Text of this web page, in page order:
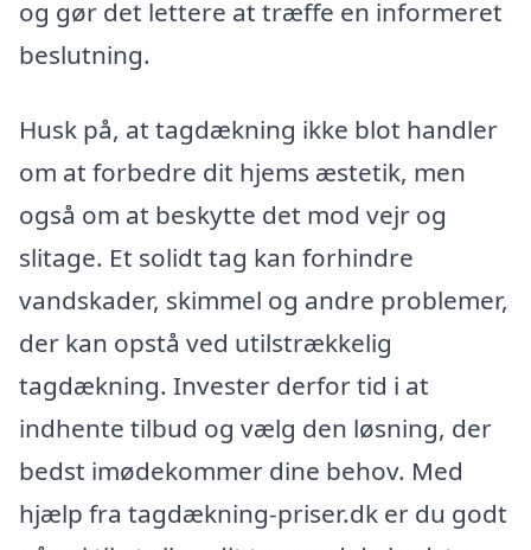
og gør det lettere at træffe en informeret
beslutning.
Husk på, at tagdækning ikke blot handler
om at forbedre dit hjems æstetik, men
også om at beskytte det mod vejr og
slitage. Et solidt tag kan forhindre
vandskader, skimmel og andre problemer,
der kan opstå ved utilstrækkelig
tagdækning. Invester derfor tid i at
indhente tilbud og vælg den løsning, der
bedst imødekommer dine behov. Med
hjælp fra tagdækning-priser.dk er du godt